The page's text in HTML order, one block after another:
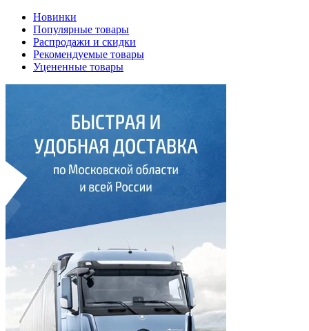
Новинки
Популярные товары
Распродажи и скидки
Рекомендуемые товары
Уцененные товары